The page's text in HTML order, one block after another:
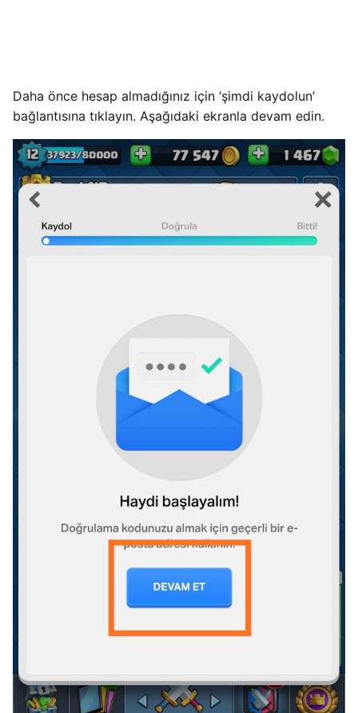
Daha önce hesap almadığınız için ‘şimdi kaydolun’
bağlantısına tıklayın. Aşağıdaki ekranla devam edin.